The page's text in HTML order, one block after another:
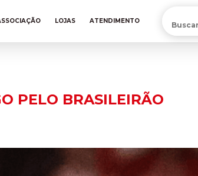
LOJAS ATENDIMENTO
PELO BRASILEIRÃO